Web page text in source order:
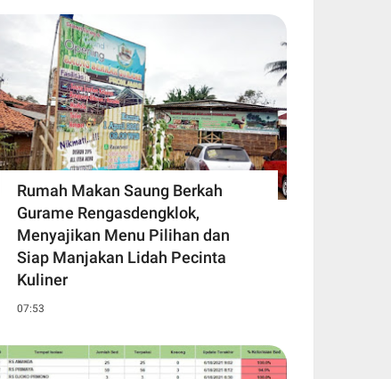
Rumah Makan Saung Berkah
Gurame Rengasdengklok,
Menyajikan Menu Pilihan dan
Siap Manjakan Lidah Pecinta
Kuliner
07:53